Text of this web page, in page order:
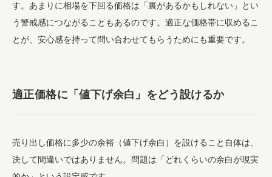
す。あまりに相場を下回る価格は「裏があるかもしれない」とい
う警戒感につながることもあるのです。適正な価格帯に収めるこ
とが、安心感を持って問い合わせてもらうためにも重要です。
適正価格に「値下げ余白」をどう設けるか
売り出し価格に多少の余裕（値下げ余白）を設けること自体は、
決して間違いではありません。問題は「どれくらいの余白が現実